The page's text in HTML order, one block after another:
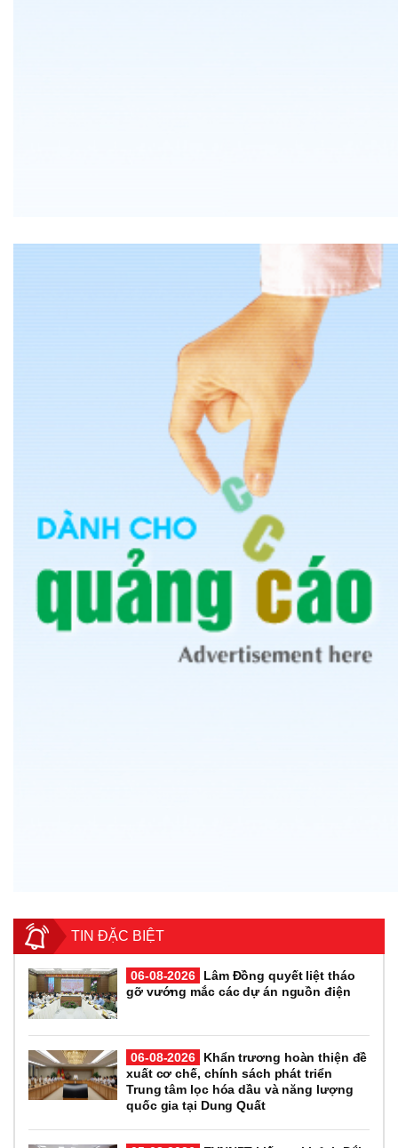
TIN ĐẶC BIỆT
06-08-2026
Lâm Đồng quyết liệt tháo
gỡ vướng mắc các dự án nguồn điện
06-08-2026
Khẩn trương hoàn thiện đề
xuất cơ chế, chính sách phát triển
Trung tâm lọc hóa dầu và năng lượng
quốc gia tại Dung Quất